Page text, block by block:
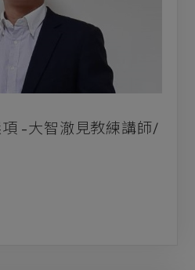
-大智澈見教練講師/